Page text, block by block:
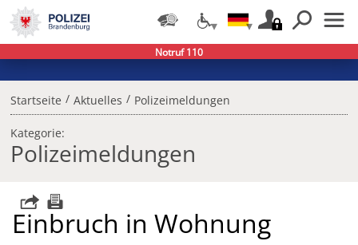
Startseite / Aktuelles / Polizeimeldungen
Kategorie:
Polizeimeldungen
Einbruch in Wohnung
Notruf 110